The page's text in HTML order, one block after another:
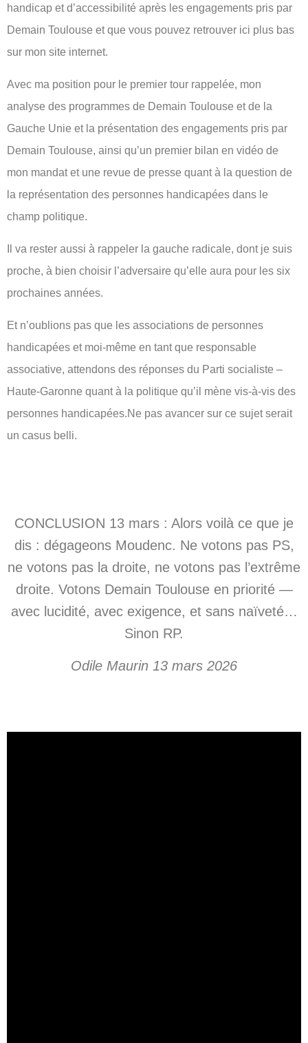
handicap et d’accessibilité après les engagements pris par
Demain Toulouse et que vous pouvez retrouver ici plus bas
sur mon site internet.
Avec ma position pour le premier tour rappelée, mon
analyse des programmes de Demain Toulouse et de la
Gauche Unie et la présentation des engagements pris par
Demain Toulouse, ainsi qu’un premier bilan en vidéo de
mon mandat et une revue de presse quant à la question de
la représentation des personnes handicapées dans le
champ politique.
Il va rester aussi à rappeler la gauche radicale, dont je suis
proche, à bien choisir l’adversaire qu’elle aura pour les six
prochaines années.
Et n’oublions pas que les associations de personnes
handicapées et moi-même en tant que responsable
associative, attendons des réponses du Parti socialiste –
Haute-Garonne quant à la politique qu’il mène vis-à-vis des
personnes handicapées.Ne pas avancer sur ce sujet serait
un casus belli.
CONCLUSION 13 mars : Alors voilà ce que je
dis : dégageons Moudenc. Ne votons pas PS,
ne votons pas la droite, ne votons pas l’extrême
droite. Votons Demain Toulouse en priorité —
avec lucidité, avec exigence, et sans naïveté…
Sinon RP.
Odile Maurin 13 mars 2026